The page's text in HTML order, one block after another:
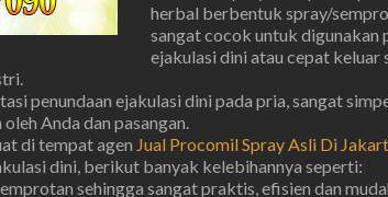
herbal berbentuk spray/
sangat cocok untuk digunakan
ejakulasi dini atau cepat keluar
penundaan ejakulasi dini pada pria, sangat
Anda dan pasangan.
di tempat agen Jual Procomil Spray Asli Di
dini, berikut banyak kelebihannya seperti:
sehingga sangat praktis, efisien dan